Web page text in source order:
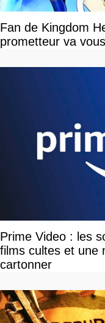
Fan de Kingdom
prometteur va
Prime Video : les
films cultes et une
cartonner